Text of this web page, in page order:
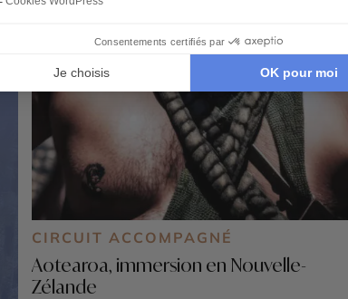
CIRCUIT ACCOMPAGNÉ
Aotearoa, immersion en Nouvelle-
Zélande